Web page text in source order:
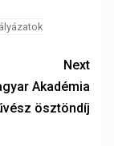
Next
Akadémia
ösztöndíj